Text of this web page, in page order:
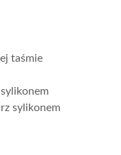
taśmie
sylikonem